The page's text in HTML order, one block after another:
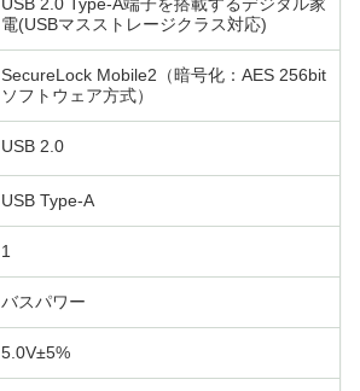
電(USBマスストレージクラス対応)
SecureLock Mobile2（暗号化：AES 256bit
ソフトウェア方式）
USB 2.0
USB Type-A
1
バスパワー
5.0V±5%